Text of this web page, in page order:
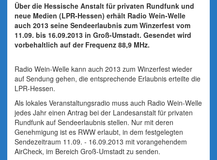
Über die Hessische Anstalt für privaten Rundfunk und
neue Medien (LPR-Hessen) erhält Radio Wein-Welle
auch 2013 seine Sendeerlaubnis zum Winzerfest vom
11.09. bis 16.09.2013 in Groß-Umstadt. Gesendet wird
vorbehaltlich auf der Frequenz 88,9 MHz.
Radio Wein-Welle kann auch 2013 zum Winzerfest wieder
auf Sendung gehen, die entsprechende Erlaubnis erteilte die
LPR-Hessen.
Als lokales Veranstaltungsradio muss auch Radio Wein-Welle
jedes Jahr einen Antrag bei der Landesanstalt für privaten
Rundfunk auf Sendeerlaubnis stellen. Nur mit deren
Genehmigung ist es RWW erlaubt, in dem festgelegten
Sendezeitraum 11.09. - 16.09.2013 mit vorangehendem
AirCheck, im Bereich Groß-Umstadt zu senden.